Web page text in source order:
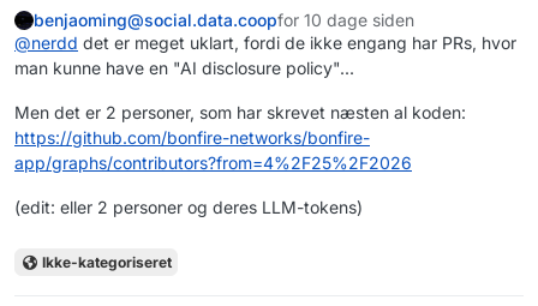
benjaoming@social.data.coopfor 10 dage siden
@nerdd det er meget uklart, fordi de ikke engang har PRs, hvor
man kunne have en "AI disclosure policy"...
Men det er 2 personer, som har skrevet næsten al koden:
https://github.com/bonfire-networks/bonfire-
app/graphs/contributors?from=4%2F25%2F2026
(edit: eller 2 personer og deres LLM-tokens)
Ikke-kategoriseret